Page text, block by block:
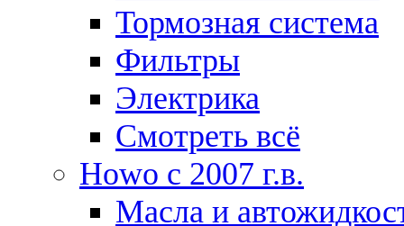
Тормозная система
Фильтры
Электрика
Смотреть всё
Howo c 2007 г.в.
Масла и